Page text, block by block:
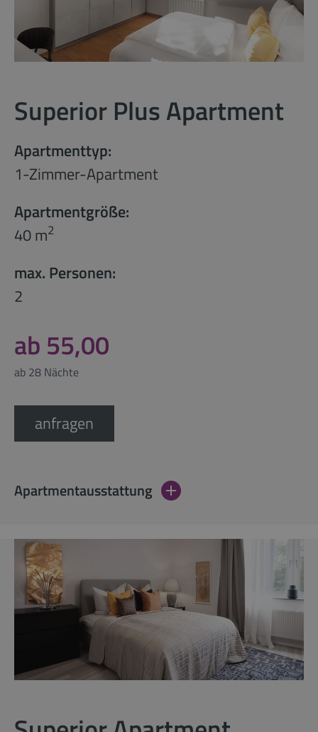
Superior Plus Apartment
Apartmenttyp:
1-Zimmer-Apartment
Apartmentgröße:
40 m2
max. Personen:
2
ab 55,00
ab 28 Nächte
anfragen
Apartmentausstattung